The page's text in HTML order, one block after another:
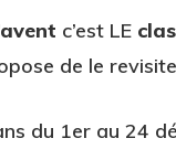
c’est LE
de le
du 1er au 24